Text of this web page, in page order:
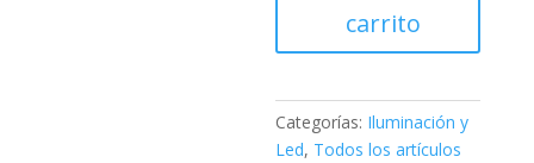
–
CABLE
carrito
Categorías: Iluminación y
Led, Todos los artículos